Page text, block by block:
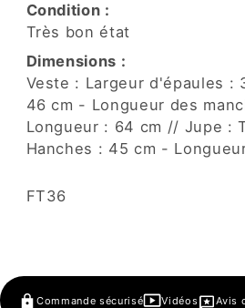
Condition :
Très bon état
Dimensions :
Veste : Largeur d'épaules :
46 cm - Longueur des
Longueur : 64 cm // Jupe :
Hanches : 45 cm -
SKU:
FT36
Commande sécurisé Vidéos Avis